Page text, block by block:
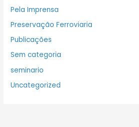
Pela Imprensa
Preservação Ferroviaria
Publicações
Sem categoria
seminario
Uncategorized